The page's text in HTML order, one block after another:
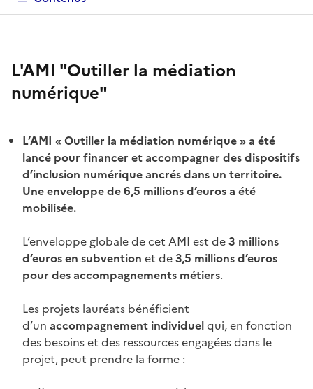
L'AMI "Outiller la médiation
numérique"
L’AMI « Outiller la médiation numérique » a été
lancé pour financer et accompagner des dispositifs
d’inclusion numérique ancrés dans un territoire.
Une enveloppe de 6,5 millions d’euros a été
mobilisée.
L’enveloppe globale de cet AMI est de3 millions
d’euros en subvention et de3,5 millions d’euros
pour des accompagnements métiers.
Les projets lauréats bénéficient
d’un accompagnement individuelqui, en fonction
des besoins et des ressources engagées dans le
projet, peut prendre la forme :